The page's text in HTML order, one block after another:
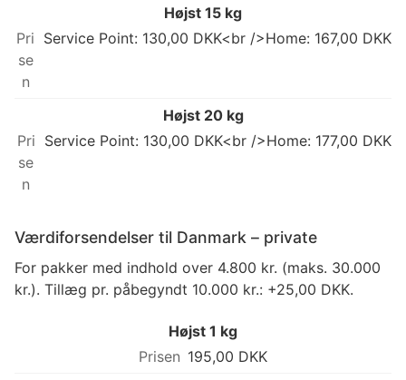
Højst 15 kg
Service Point: 130,00 DKK<br />Home: 167,00 DKK
Højst 20 kg
Service Point: 130,00 DKK<br />Home: 177,00 DKK
Værdiforsendelser til Danmark – private
For pakker med indhold over 4.800 kr. (maks. 30.000
kr.). Tillæg pr. påbegyndt 10.000 kr.: +25,00 DKK.
Højst 1 kg
195,00 DKK